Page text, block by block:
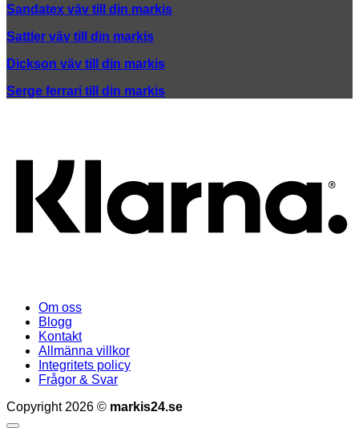
Sandatex väv till din markis
Sattler väv till din markis
Dickson väv till din markis
Serge ferrari till din markis
Om oss
Blogg
Kontakt
Allmänna villkor
Integritets policy
Frågor & Svar
Copyright 2026 © markis24.se